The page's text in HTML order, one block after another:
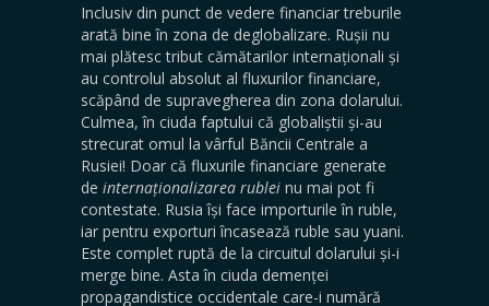
Inclusiv din punct de vedere financiar treburile
arată bine în zona de deglobalizare. Rușii nu
mai plătesc tribut cămătarilor internaționali și
au controlul absolut al fluxurilor financiare,
scăpând de supravegherea din zona dolarului.
Culmea, în ciuda faptului că globaliștii și-au
strecurat omul la vârful Băncii Centrale a
Rusiei! Doar că fluxurile financiare generate
de internaționalizarea rublei nu mai pot fi
contestate. Rusia își face importurile în ruble,
iar pentru exporturi încasează ruble sau yuani.
Este complet ruptă de la circuitul dolarului și-i
merge bine. Asta în ciuda demenței
propagandistice occidentale care-i numără